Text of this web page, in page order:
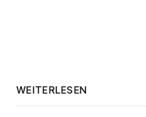
WEITERLESEN